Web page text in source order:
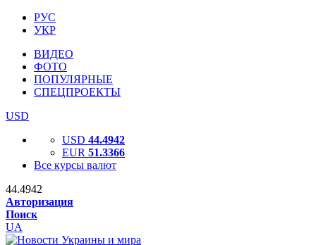
РУС
УКР
ВИДЕО
ФОТО
ПОПУЛЯРНЫЕ
СПЕЦПРОЕКТЫ
USD
USD 44.4942
EUR 51.3366
Все курсы валют
44.4942
Авторизация
Поиск
UA